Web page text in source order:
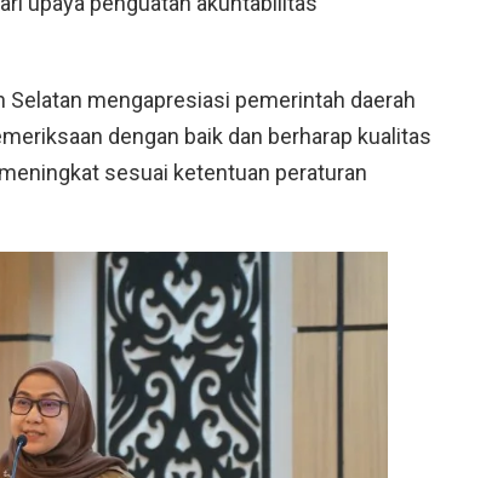
Selatan mengapresiasi pemerintah daerah
dengan baik dan berharap kualitas
sesuai ketentuan peraturan